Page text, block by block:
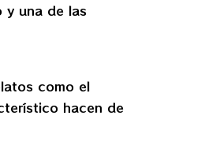
y una de las
como el
hacen de